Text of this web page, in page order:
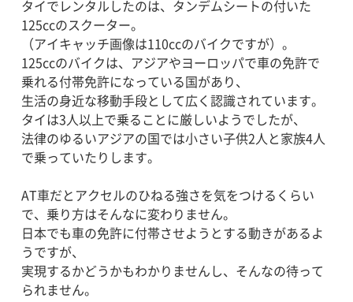
タイでレンタルしたのは、タンデムシートの付いた
125ccのスクーター。
（アイキャッチ画像は110ccのバイクですが）。
125ccのバイクは、アジアやヨーロッパで車の免許で
乗れる付帯免許になっている国があり、
生活の身近な移動手段として広く認識されています。
タイは3人以上で乗ることに厳しいようでしたが、
法律のゆるいアジアの国では小さい子供2人と家族4人
で乗っていたりします。
AT車だとアクセルのひねる強さを気をつけるくらい
で、乗り方はそんなに変わりません。
日本でも車の免許に付帯させようとする動きがあるよ
うですが、
実現するかどうかもわかりませんし、そんなの待って
られません。